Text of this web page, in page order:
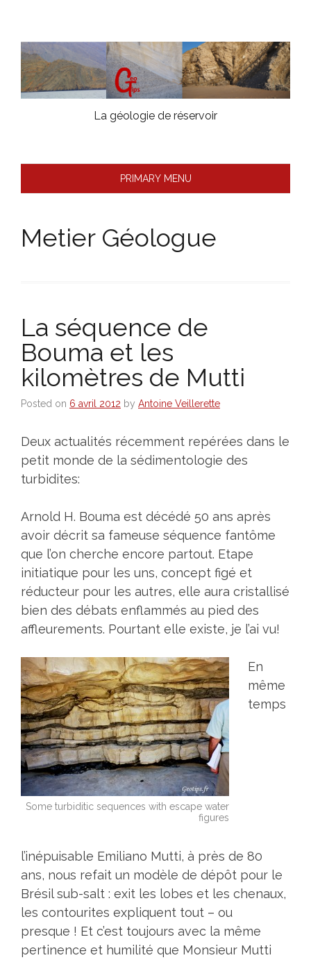
content
La géologie de réservoir
PRIMARY MENU
Metier Géologue
La séquence de
Bouma et les
kilomètres de Mutti
Posted on 6 avril 2012 by Antoine Veillerette
Deux actualités récemment repérées dans le
petit monde de la sédimentologie des
turbidites:
Arnold H. Bouma est décédé 50 ans après
avoir décrit sa fameuse séquence fantôme
que l’on cherche encore partout. Etape
initiatique pour les uns, concept figé et
réducteur pour les autres, elle aura cristallisé
bien des débats enflammés au pied des
affleurements. Pourtant elle existe, je l’ai vu!
Some turbiditic sequences with escape water
figures
En
même
temps
l’inépuisable Emiliano Mutti, à près de 80
ans, nous refait un modèle de dépôt pour le
Brésil sub-salt : exit les lobes et les chenaux,
les contourites expliquent tout – ou
presque ! Et c’est toujours avec la même
pertinence et humilité que Monsieur Mutti